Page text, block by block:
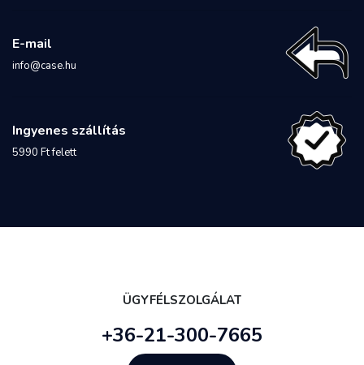
E-mail
info@case.hu
Ingyenes szállítás
5990 Ft felett
ÜGYFÉLSZOLGÁLAT
+36-21-300-7665